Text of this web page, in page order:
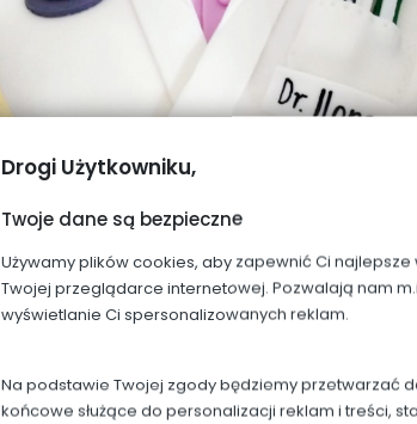
Drogi Użytkowniku,
Twoje dane są bezpieczne
Używamy plików cookies, aby zapewnić Ci
Twojej przeglądarce internetowej. Pozwalają nam
wyświetlanie Ci spersonalizowanych reklam.
Na podstawie Twojej zgody będziemy przetwarzać
końcowe służące do personalizacji reklam i treści,